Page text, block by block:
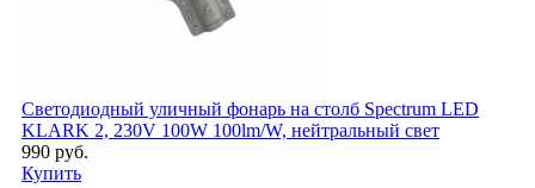
Светодиодный уличный фонарь на столб Spectrum LED
KLARK 2, 230V 100W 100lm/W, нейтральный свет
990 руб.
Купить